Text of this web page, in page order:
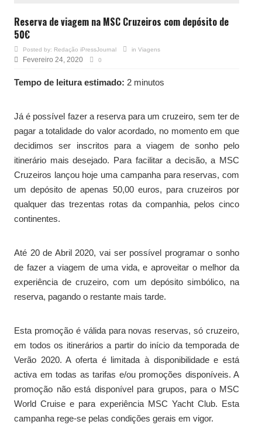
Reserva de viagem na MSC Cruzeiros com depósito de
50€
Posted by: Redação iPressJournal in Viagens
Fevereiro 24, 2020 0
Tempo de leitura estimado: 2 minutos
Já é possível fazer a reserva para um cruzeiro, sem ter de
pagar a totalidade do valor acordado, no momento em que
decidimos ser inscritos para a viagem de sonho pelo
itinerário mais desejado. Para facilitar a decisão, a MSC
Cruzeiros lançou hoje uma campanha para reservas, com
um depósito de apenas 50,00 euros, para cruzeiros por
qualquer das trezentas rotas da companhia, pelos cinco
continentes.
Até 20 de Abril 2020, vai ser possível programar o sonho
de fazer a viagem de uma vida, e aproveitar o melhor da
experiência de cruzeiro, com um depósito simbólico, na
reserva, pagando o restante mais tarde.
Esta promoção é válida para novas reservas, só cruzeiro,
em todos os itinerários a partir do início da temporada de
Verão 2020. A oferta é limitada à disponibilidade e está
activa em todas as tarifas e/ou promoções disponíveis. A
promoção não está disponível para grupos, para o MSC
World Cruise e para experiência MSC Yacht Club. Esta
campanha rege-se pelas condições gerais em vigor.